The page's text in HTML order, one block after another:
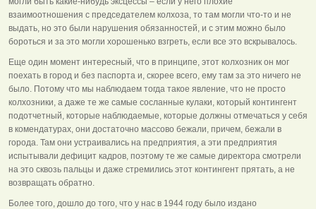
взаимоотношения с председателем колхоза, то там могли что-то и не
выдать, но это были нарушения обязанностей, и с этим можно было
бороться и за это могли хорошенько взгреть, если все это вскрывалось.
Еще один момент интересный, что в принципе, этот колхозник он мог
поехать в город и без паспорта и, скорее всего, ему там за это ничего не
было. Потому что мы наблюдаем тогда такое явление, что не просто
колхозники, а даже те же самые сосланные кулаки, который контингент
подотчетный, которые наблюдаемые, которые должны отмечаться у себя
в комендатурах, они достаточно массово бежали, причем, бежали в
города. Там они устраивались на предприятия, а эти предприятия
испытывали дефицит кадров, поэтому те же самые директора смотрели
на это сквозь пальцы и даже стремились этот контингент прятать, а не
возвращать обратно.
Более того, дошло до того, что у нас в 1944 году было издано